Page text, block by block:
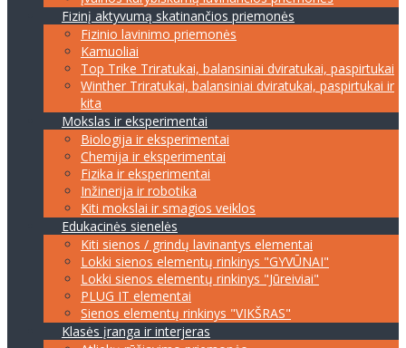
Fizinį aktyvumą skatinančios priemonės
Fizinio lavinimo priemonės
Kamuoliai
Top Trike Triratukai, balansiniai dviratukai, paspirtukai
Winther Triratukai, balansiniai dviratukai, paspirtukai ir
kita
Mokslas ir eksperimentai
Biologija ir eksperimentai
Chemija ir eksperimentai
Fizika ir eksperimentai
Inžinerija ir robotika
Kiti mokslai ir smagios veiklos
Edukacinės sienelės
Kiti sienos / grindų lavinantys elementai
Lokki sienos elementų rinkinys "GYVŪNAI"
Lokki sienos elementų rinkinys "Jūreiviai"
PLUG IT elementai
Sienos elementų rinkinys "VIKŠRAS"
Klasės įranga ir interjeras